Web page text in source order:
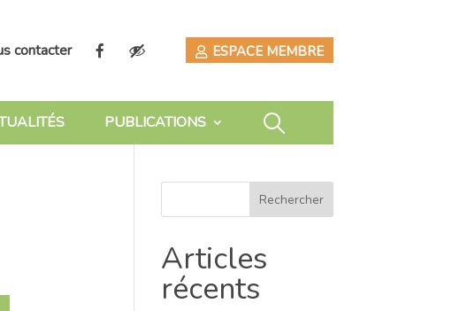
contacter ESPACE MEMBRE
PUBLICATIONS
Rechercher
Articles
récents